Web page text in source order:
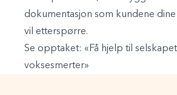
dokumentasjon som kundene
vil etterspørre.
Se opptaket: «Få hjelp til
voksesmerter»